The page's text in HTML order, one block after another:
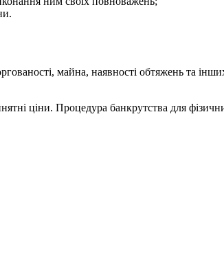
майна, наявності обтяжень та
ціни. Процедура банкрутства для
Работа на результат.